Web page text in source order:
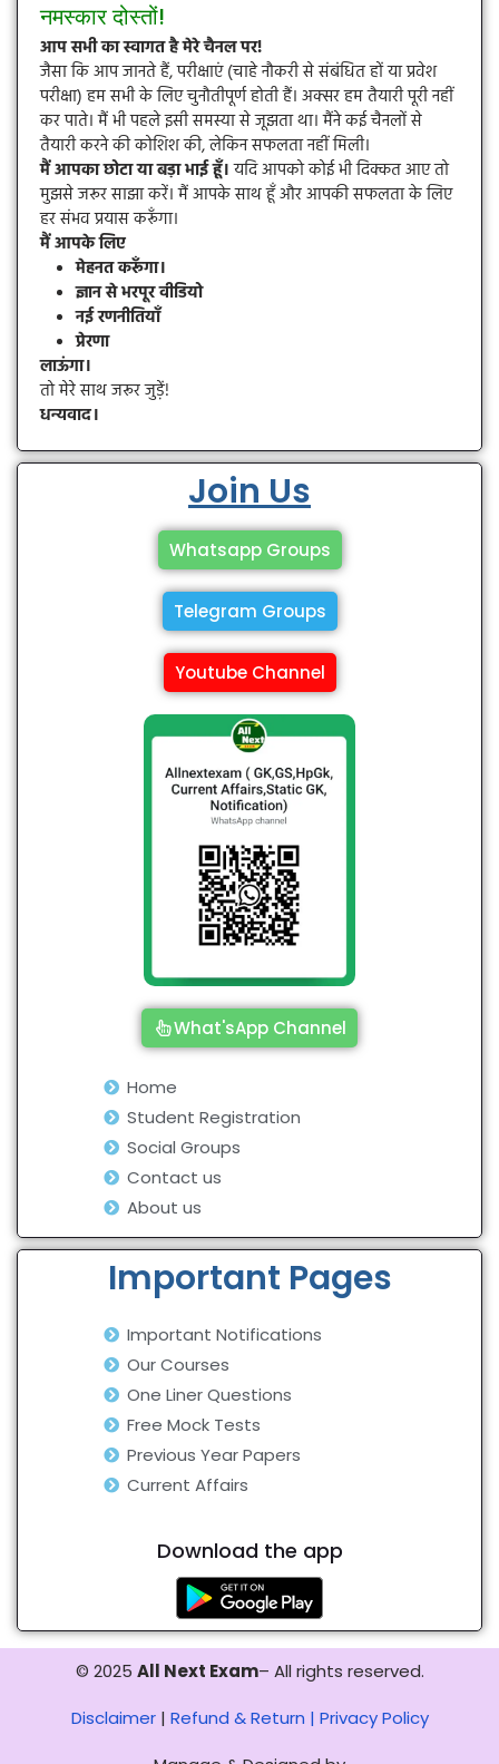
नमस्कार दोस्तों!
आप सभी का स्वागत है मेरे चैनल पर!
जैसा कि आप जानते हैं, परीक्षाएं (चाहे नौकरी से संबंधित हों या प्रवेश
परीक्षा) हम सभी के लिए चुनौतीपूर्ण होती हैं। अक्सर हम तैयारी पूरी नहीं
कर पाते। मैं भी पहले इसी समस्या से जूझता था। मैंने कई चैनलों से
तैयारी करने की कोशिश की, लेकिन सफलता नहीं मिली।
मैं आपका छोटा या बड़ा भाई हूँ।यदि आपको कोई भी दिक्कत आए तो
मुझसे जरूर साझा करें। मैं आपके साथ हूँ और आपकी सफलता के लिए
हर संभव प्रयास करूँगा।
मैं आपके लिए
मेहनत करूँगा।
ज्ञान से भरपूर वीडियो
नई रणनीतियाँ
प्रेरणा
लाऊंगा।
तो मेरे साथ जरूर जुड़ें!
धन्यवाद।
Join Us
Whatsapp Groups
Telegram Groups
Youtube Channel
What'sApp Channel
Home
Student Registration
Social Groups
Contact us
About us
Important Pages
Important Notifications
Our Courses
One Liner Questions
Free Mock Tests
Previous Year Papers
Current Affairs
Download the app
© 2025 All Next Exam– All rights reserved.
Disclaimer| Refund & Return | Privacy Policy